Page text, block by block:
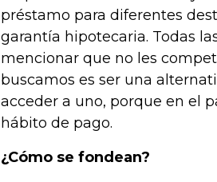
préstamo para diferentes
garantía hipotecaria. Todas
mencionar que no les
buscamos es ser una
acceder a uno, porque en el
hábito de pago.
¿Cómo se fondean?